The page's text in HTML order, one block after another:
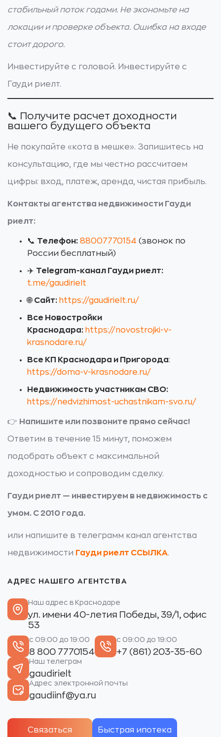
стабильный поток годами. Не экономьте на
локации и проверке объекта. Ошибка на входе
стоит дорого.
Инвестируйте с головой. Инвестируйте с
Гауди риелт.
📞 Получите расчет доходности
вашего будущего объекта
Не покупайте «кота в мешке». Запишитесь на
консультацию, где мы честно рассчитаем
цифры: вход, платеж, аренда, чистая прибыль.
Контакты агентства недвижимости Гауди
риелт:
📞 Телефон: 88007770154 (звонок по
России бесплатный)
✈️ Telegram-канал Гауди риелт:
t.me/gaudirielt
🌐Сайт: https://gaudirielt.ru/
Все Новостройки
Краснодара: https://novostrojki-v-
krasnodare.ru/
Все КП Краснодара и Пригорода:
https://doma-v-krasnodare.ru/
Недвижимость участникам СВО:
https://nedvizhimost-uchastnikam-svo.ru/
👉 Напишите или позвоните прямо сейчас!
Ответим в течение 15 минут, поможем
подобрать объект с максимальной
доходностью и сопроводим сделку.
Гауди риелт — инвестируем в недвижимость с
умом. С 2010 года.
или напишите в телеграмм канал агентства
недвижимости Гауди риелт ССЫЛКА.
АДРЕС НАШЕГО АГЕНТСТВА
Наш адрес в Краснодаре
ул. имени 40-летия Победы, 39/1, офис
53
с 09:00 до 19:00
8 800 7770154
с 09:00 до 19:00
+7 (861) 203-35-60
Наш телеграм
gaudirielt
Адрес электронной почты
gaudiinf@ya.ru
Связаться Быстрая ипотека